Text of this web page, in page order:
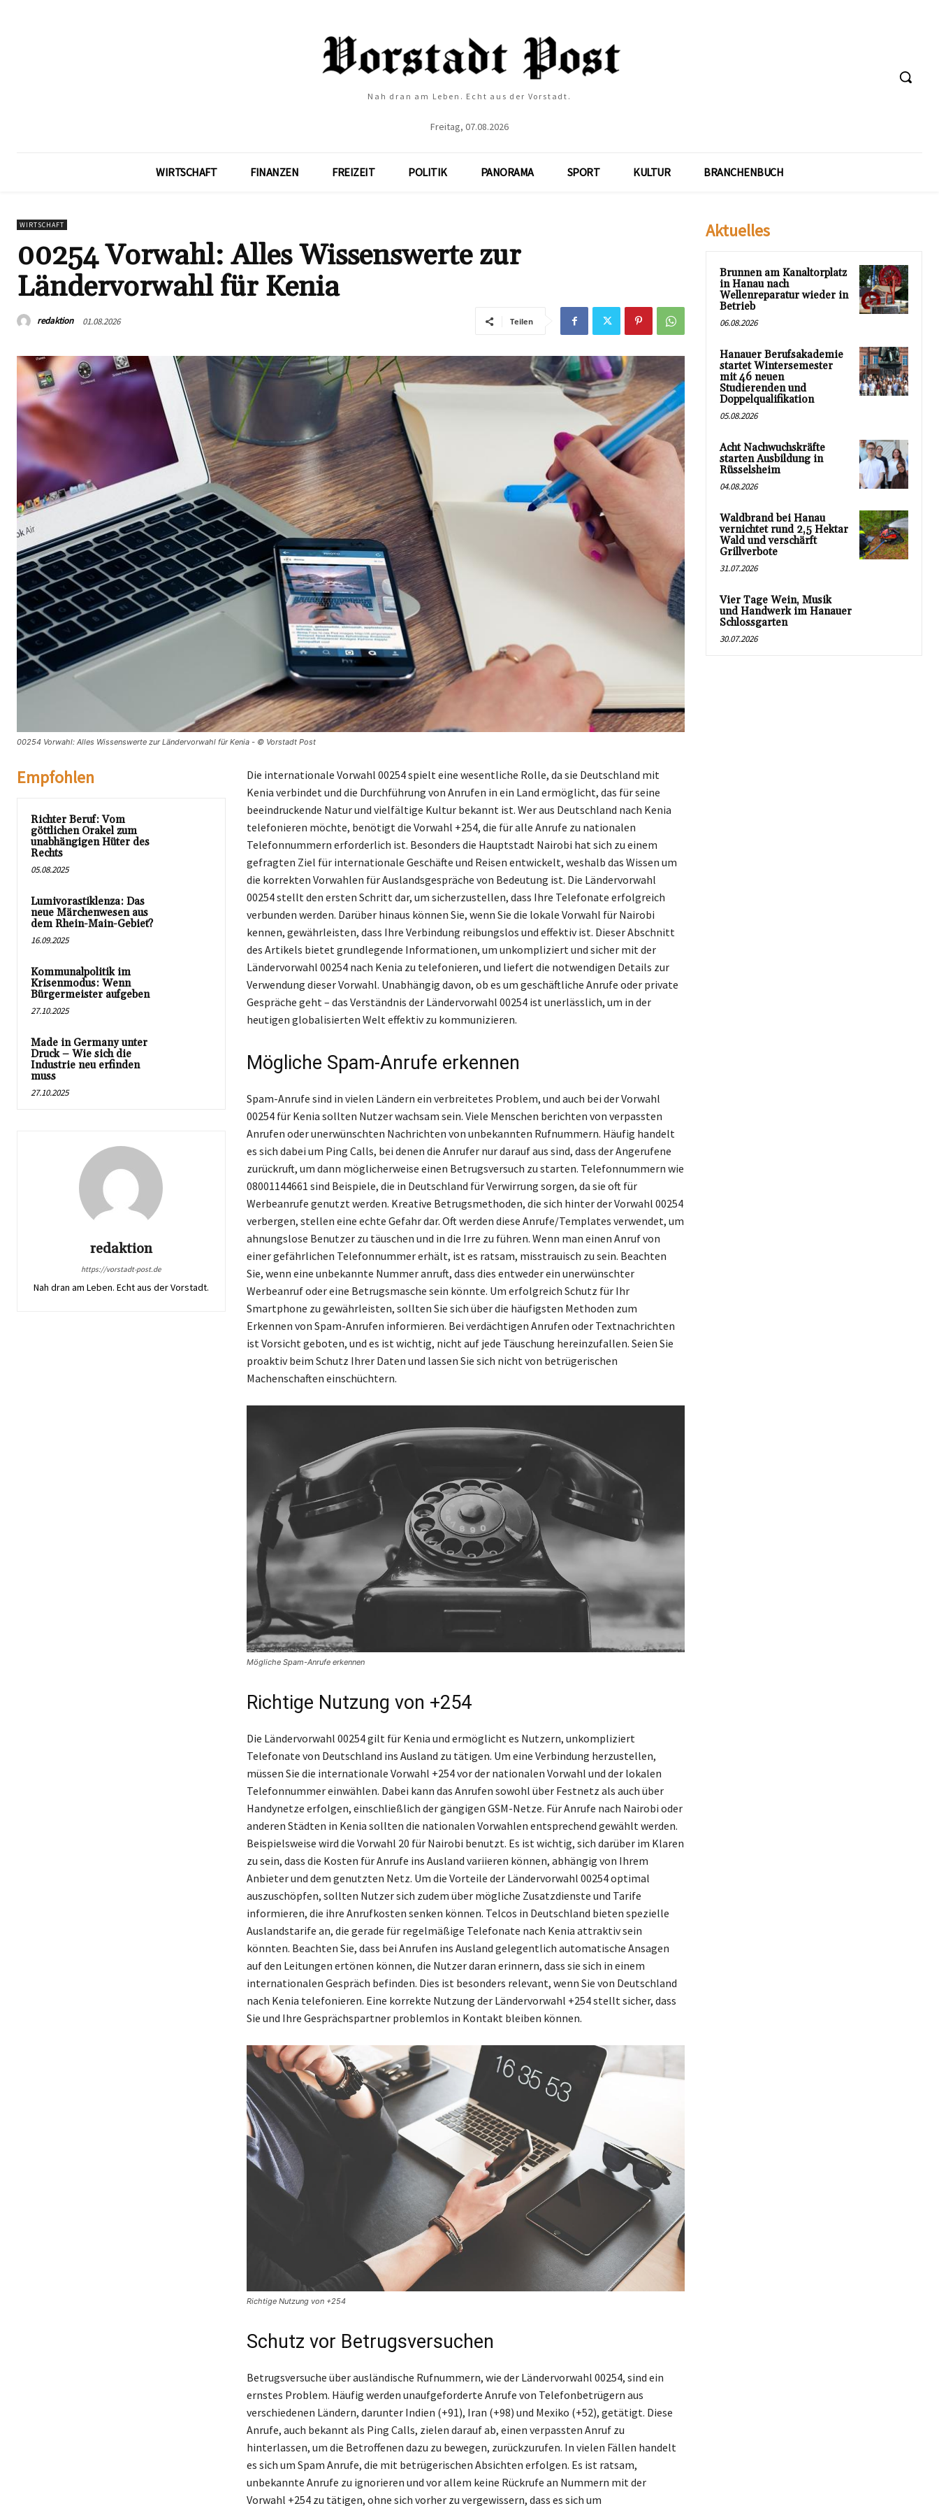
Nah dran am Leben. Echt aus der Vorstadt.
Freitag, 07.08.2026
WIRTSCHAFT FINANZEN FREIZEIT POLITIK PANORAMA SPORT KULTUR BRANCHENBUCH
WIRTSCHAFT
00254 Vorwahl: Alles Wissenswerte zur
Ländervorwahl für Kenia
redaktion 01.08.2026 Teilen
00254 Vorwahl: Alles Wissenswerte zur Ländervorwahl für Kenia - © Vorstadt Post
Empfohlen
Richter Beruf: Vom
göttlichen Orakel zum
unabhängigen Hüter des
Rechts
05.08.2025
Lumivorastiklenza: Das
neue Märchenwesen aus
dem Rhein-Main-Gebiet?
16.09.2025
Kommunalpolitik im
Krisenmodus: Wenn
Bürgermeister aufgeben
27.10.2025
Made in Germany unter
Druck – Wie sich die
Industrie neu erfinden
muss
27.10.2025
redaktion
https://vorstadt-post.de
Nah dran am Leben. Echt aus der Vorstadt.
Die internationale Vorwahl 00254 spielt eine wesentliche Rolle, da sie Deutschland mit
Kenia verbindet und die Durchführung von Anrufen in ein Land ermöglicht, das für seine
beeindruckende Natur und vielfältige Kultur bekannt ist. Wer aus Deutschland nach Kenia
telefonieren möchte, benötigt die Vorwahl +254, die für alle Anrufe zu nationalen
Telefonnummern erforderlich ist. Besonders die Hauptstadt Nairobi hat sich zu einem
gefragten Ziel für internationale Geschäfte und Reisen entwickelt, weshalb das Wissen um
die korrekten Vorwahlen für Auslandsgespräche von Bedeutung ist. Die Ländervorwahl
00254 stellt den ersten Schritt dar, um sicherzustellen, dass Ihre Telefonate erfolgreich
verbunden werden. Darüber hinaus können Sie, wenn Sie die lokale Vorwahl für Nairobi
kennen, gewährleisten, dass Ihre Verbindung reibungslos und effektiv ist. Dieser Abschnitt
des Artikels bietet grundlegende Informationen, um unkompliziert und sicher mit der
Ländervorwahl 00254 nach Kenia zu telefonieren, und liefert die notwendigen Details zur
Verwendung dieser Vorwahl. Unabhängig davon, ob es um geschäftliche Anrufe oder private
Gespräche geht – das Verständnis der Ländervorwahl 00254 ist unerlässlich, um in der
heutigen globalisierten Welt effektiv zu kommunizieren.
Mögliche Spam-Anrufe erkennen
Spam-Anrufe sind in vielen Ländern ein verbreitetes Problem, und auch bei der Vorwahl
00254 für Kenia sollten Nutzer wachsam sein. Viele Menschen berichten von verpassten
Anrufen oder unerwünschten Nachrichten von unbekannten Rufnummern. Häufig handelt
es sich dabei um Ping Calls, bei denen die Anrufer nur darauf aus sind, dass der Angerufene
zurückruft, um dann möglicherweise einen Betrugsversuch zu starten. Telefonnummern wie
08001144661 sind Beispiele, die in Deutschland für Verwirrung sorgen, da sie oft für
Werbeanrufe genutzt werden. Kreative Betrugsmethoden, die sich hinter der Vorwahl 00254
verbergen, stellen eine echte Gefahr dar. Oft werden diese Anrufe/Templates verwendet, um
ahnungslose Benutzer zu täuschen und in die Irre zu führen. Wenn man einen Anruf von
einer gefährlichen Telefonnummer erhält, ist es ratsam, misstrauisch zu sein. Beachten
Sie, wenn eine unbekannte Nummer anruft, dass dies entweder ein unerwünschter
Werbeanruf oder eine Betrugsmasche sein könnte. Um erfolgreich Schutz für Ihr
Smartphone zu gewährleisten, sollten Sie sich über die häufigsten Methoden zum
Erkennen von Spam-Anrufen informieren. Bei verdächtigen Anrufen oder Textnachrichten
ist Vorsicht geboten, und es ist wichtig, nicht auf jede Täuschung hereinzufallen. Seien Sie
proaktiv beim Schutz Ihrer Daten und lassen Sie sich nicht von betrügerischen
Machenschaften einschüchtern.
Mögliche Spam-Anrufe erkennen
Richtige Nutzung von +254
Die Ländervorwahl 00254 gilt für Kenia und ermöglicht es Nutzern, unkompliziert
Telefonate von Deutschland ins Ausland zu tätigen. Um eine Verbindung herzustellen,
müssen Sie die internationale Vorwahl +254 vor der nationalen Vorwahl und der lokalen
Telefonnummer einwählen. Dabei kann das Anrufen sowohl über Festnetz als auch über
Handynetze erfolgen, einschließlich der gängigen GSM-Netze. Für Anrufe nach Nairobi oder
anderen Städten in Kenia sollten die nationalen Vorwahlen entsprechend gewählt werden.
Beispielsweise wird die Vorwahl 20 für Nairobi benutzt. Es ist wichtig, sich darüber im Klaren
zu sein, dass die Kosten für Anrufe ins Ausland variieren können, abhängig von Ihrem
Anbieter und dem genutzten Netz. Um die Vorteile der Ländervorwahl 00254 optimal
auszuschöpfen, sollten Nutzer sich zudem über mögliche Zusatzdienste und Tarife
informieren, die ihre Anrufkosten senken können. Telcos in Deutschland bieten spezielle
Auslandstarife an, die gerade für regelmäßige Telefonate nach Kenia attraktiv sein
könnten. Beachten Sie, dass bei Anrufen ins Ausland gelegentlich automatische Ansagen
auf den Leitungen ertönen können, die Nutzer daran erinnern, dass sie sich in einem
internationalen Gespräch befinden. Dies ist besonders relevant, wenn Sie von Deutschland
nach Kenia telefonieren. Eine korrekte Nutzung der Ländervorwahl +254 stellt sicher, dass
Sie und Ihre Gesprächspartner problemlos in Kontakt bleiben können.
Richtige Nutzung von +254
Schutz vor Betrugsversuchen
Betrugsversuche über ausländische Rufnummern, wie der Ländervorwahl 00254, sind ein
ernstes Problem. Häufig werden unaufgeforderte Anrufe von Telefonbetrügern aus
verschiedenen Ländern, darunter Indien (+91), Iran (+98) und Mexiko (+52), getätigt. Diese
Anrufe, auch bekannt als Ping Calls, zielen darauf ab, einen verpassten Anruf zu
hinterlassen, um die Betroffenen dazu zu bewegen, zurückzurufen. In vielen Fällen handelt
es sich um Spam Anrufe, die mit betrügerischen Absichten erfolgen. Es ist ratsam,
unbekannte Anrufe zu ignorieren und vor allem keine Rückrufe an Nummern mit der
Vorwahl +254 zu tätigen, ohne sich vorher zu vergewissern, dass es sich um
Aktuelles
Brunnen am Kanaltorplatz
in Hanau nach
Wellenreparatur wieder in
Betrieb
06.08.2026
Hanauer Berufsakademie
startet Wintersemester
mit 46 neuen
Studierenden und
Doppelqualifikation
05.08.2026
Acht Nachwuchskräfte
starten Ausbildung in
Rüsselsheim
04.08.2026
Waldbrand bei Hanau
vernichtet rund 2,5 Hektar
Wald und verschärft
Grillverbote
31.07.2026
Vier Tage Wein, Musik
und Handwerk im Hanauer
Schlossgarten
30.07.2026